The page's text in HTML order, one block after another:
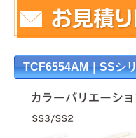
TCF6554AM｜SSシ